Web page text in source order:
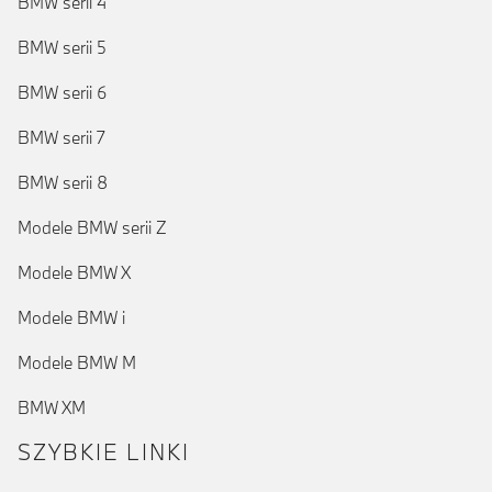
BMW serii 5
BMW serii 6
BMW serii 7
BMW serii 8
Modele BMW serii Z
Modele BMW X
Modele BMW i
Modele BMW M
BMW XM
SZYBKIE LINKI